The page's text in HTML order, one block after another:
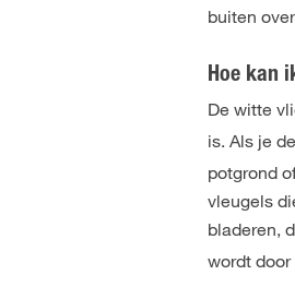
buiten
Hoe kan
De witte
is. Als je
potgrond
vleugels
bladeren,
wordt